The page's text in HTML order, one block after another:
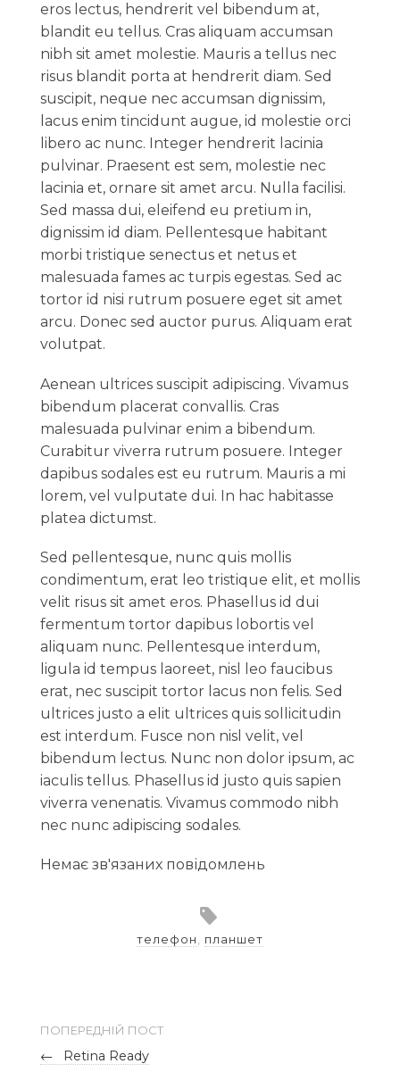
eros lectus, hendrerit vel bibendum at,
blandit eu tellus. Cras aliquam accumsan
nibh sit amet molestie. Mauris a tellus nec
risus blandit porta at hendrerit diam. Sed
suscipit, neque nec accumsan dignissim,
lacus enim tincidunt augue, id molestie orci
libero ac nunc. Integer hendrerit lacinia
pulvinar. Praesent est sem, molestie nec
lacinia et, ornare sit amet arcu. Nulla facilisi.
Sed massa dui, eleifend eu pretium in,
dignissim id diam. Pellentesque habitant
morbi tristique senectus et netus et
malesuada fames ac turpis egestas. Sed ac
tortor id nisi rutrum posuere eget sit amet
arcu. Donec sed auctor purus. Aliquam erat
volutpat.
Aenean ultrices suscipit adipiscing. Vivamus
bibendum placerat convallis. Cras
malesuada pulvinar enim a bibendum.
Curabitur viverra rutrum posuere. Integer
dapibus sodales est eu rutrum. Mauris a mi
lorem, vel vulputate dui. In hac habitasse
platea dictumst.
Sed pellentesque, nunc quis mollis
condimentum, erat leo tristique elit, et mollis
velit risus sit amet eros. Phasellus id dui
fermentum tortor dapibus lobortis vel
aliquam nunc. Pellentesque interdum,
ligula id tempus laoreet, nisl leo faucibus
erat, nec suscipit tortor lacus non felis. Sed
ultrices justo a elit ultrices quis sollicitudin
est interdum. Fusce non nisl velit, vel
bibendum lectus. Nunc non dolor ipsum, ac
iaculis tellus. Phasellus id justo quis sapien
viverra venenatis. Vivamus commodo nibh
nec nunc adipiscing sodales.
Немає зв'язаних повідомлень
телефон , планшет
ПОПЕРЕДНІЙ ПОСТ
← Retina Ready